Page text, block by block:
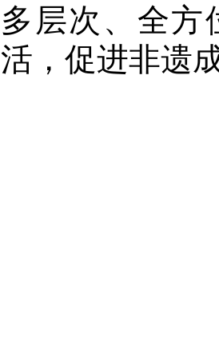
多层次、全方
活，促进非遗